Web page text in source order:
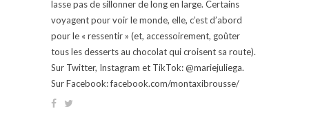
lasse pas de sillonner de long en large. Certains
voyagent pour voir le monde, elle, c’est d’abord
pour le « ressentir » (et, accessoirement, goûter
tous les desserts au chocolat qui croisent sa route).
Sur Twitter, Instagram et TikTok: @mariejuliega.
Sur Facebook: facebook.com/montaxibrousse/